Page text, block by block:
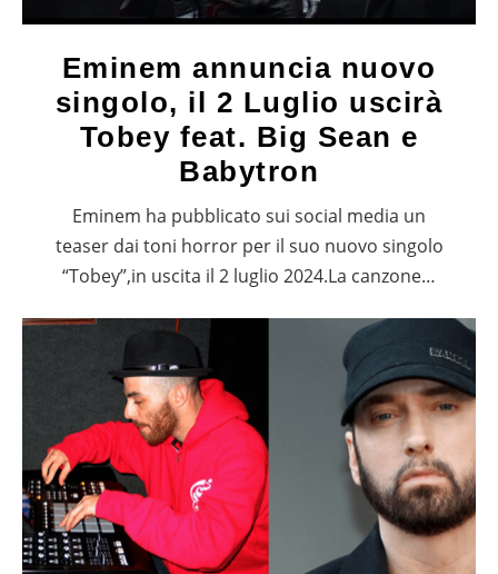
Eminem annuncia nuovo
singolo, il 2 Luglio uscirà
Tobey feat. Big Sean e
Babytron
Eminem ha pubblicato sui social media un
teaser dai toni horror per il suo nuovo singolo
“Tobey”,in uscita il 2 luglio 2024.La canzone…